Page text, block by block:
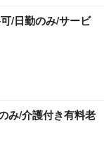
/日勤のみ/サービ
み/介護付き有料老